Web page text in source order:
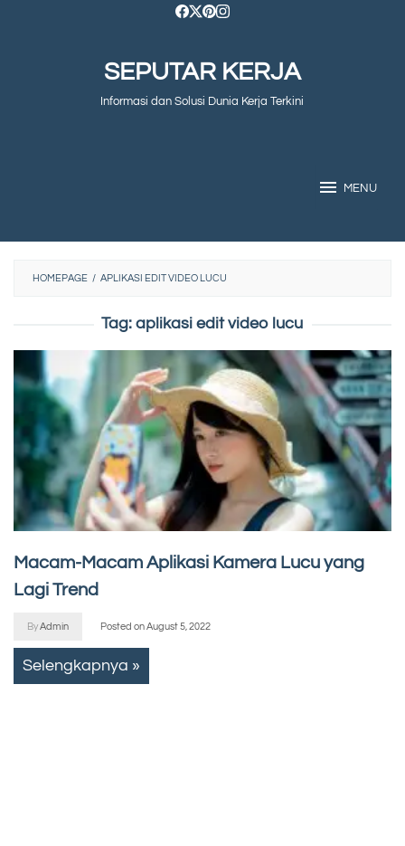
SEPUTAR KERJA
Informasi dan Solusi Dunia Kerja Terkini
MENU
HOMEPAGE / APLIKASI EDIT VIDEO LUCU
Tag:aplikasi edit video lucu
Macam-Macam Aplikasi Kamera Lucu yang
Lagi Trend
ByAdmin Posted onAugust 5, 2022
Selengkapnya »